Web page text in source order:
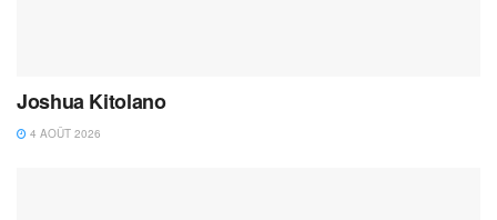
Joshua Kitolano
4 AOÛT 2026